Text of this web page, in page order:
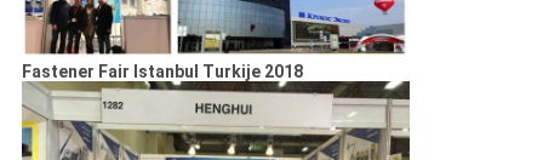
Fastener Fair Istanbul Turkije 2018